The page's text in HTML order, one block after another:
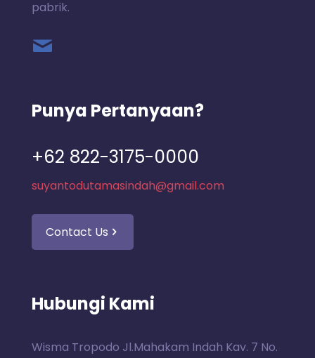
pabrik.
Punya Pertanyaan?
+62 822-3175-0000
suyantodutamasindah@gmail.com
Contact Us
Hubungi Kami
Wisma Tropodo Jl.Mahakam Indah Kav. 7 No.